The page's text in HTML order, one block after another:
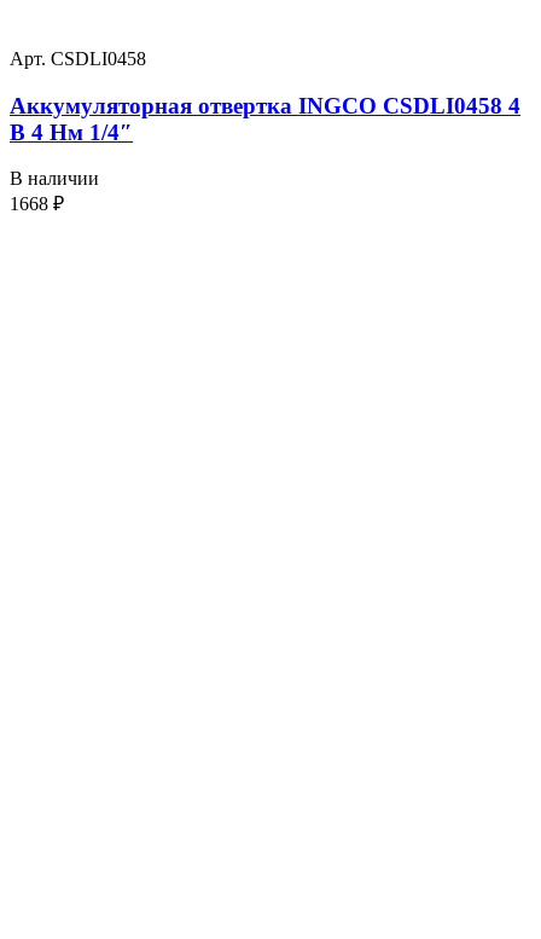
Арт. CSDLI0458
Аккумуляторная отвертка INGCO CSDLI0458 4
В 4 Нм 1/4″
В наличии
1668 ₽